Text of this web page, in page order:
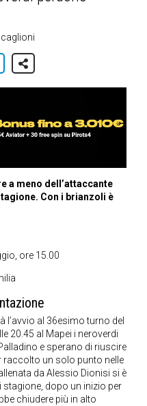
a meno dell’attaccante
Con i brianzoli è
ore 15.00
l’avvio al 36esimo turno del
20.45 al Mapei i neroverdi
e sperano di riuscire
un solo punto nelle
da Alessio Dionisi si è
dopo un inizio per
chiudere più in alto